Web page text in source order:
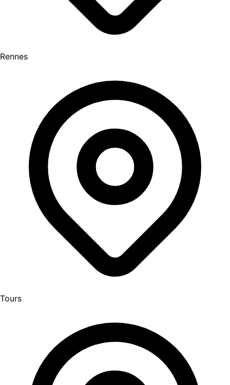
Rennes
Tours